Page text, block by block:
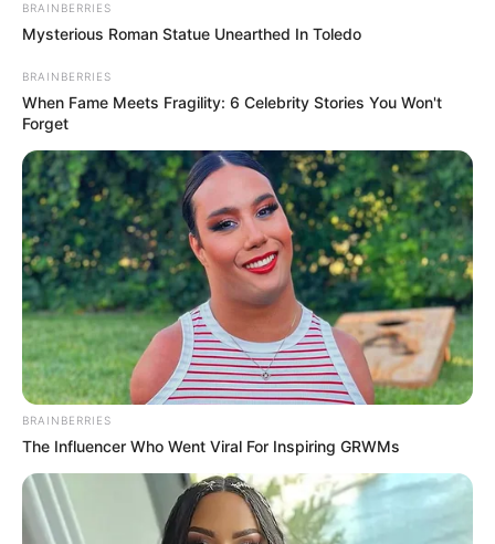
BRAINBERRIES
Mysterious Roman Statue Unearthed In Toledo
BRAINBERRIES
When Fame Meets Fragility: 6 Celebrity Stories You Won't
Forget
BRAINBERRIES
The Influencer Who Went Viral For Inspiring GRWMs